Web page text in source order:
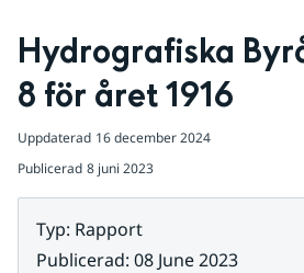
Hydrografiska
8 för året 1916
Uppdaterad 16 december 2024
Publicerad 8 juni 2023
Typ: Rapport
Publicerad: 08 June 2023